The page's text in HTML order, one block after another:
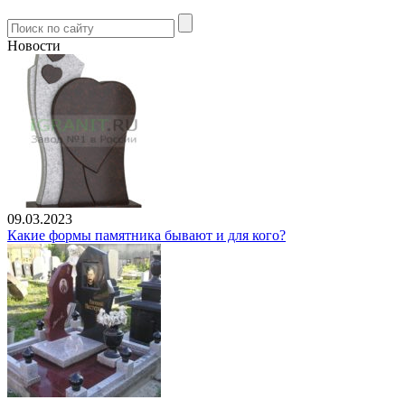
Новости
09.03.2023
Какие формы памятника бывают и для кого?